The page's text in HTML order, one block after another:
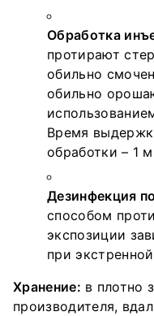
Обработка
протирают
обильно
обильно
Время
обработки – 1
Дезинфекция
способом
экспозиции
при
Хранение: в плотно
производителя,